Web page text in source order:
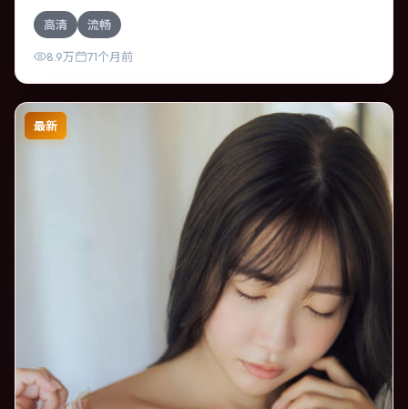
富。作为一部喜剧作品，故事从日常裂缝切入，逐步推向不
可逆转的结局；视听语言统一，情感落点克制有力。
高清 流畅
8.9万 71个月前
最新